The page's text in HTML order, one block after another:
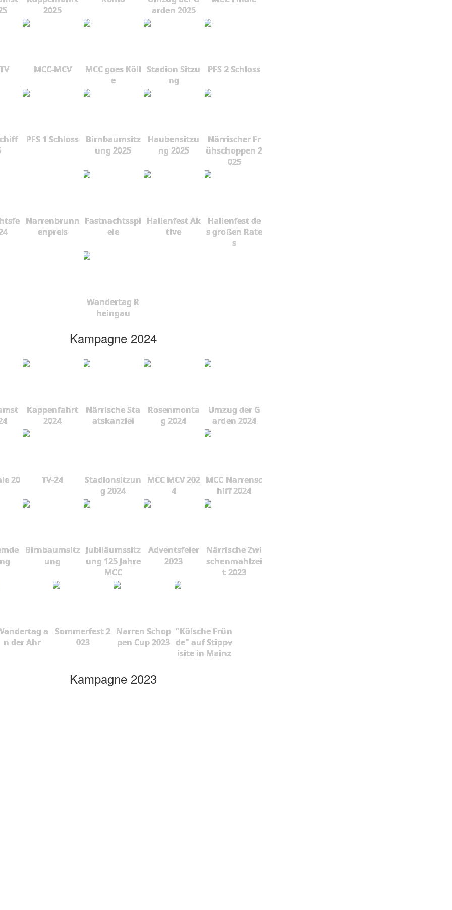
2025
arden 2025
MCC-MCV
MCC goes Köll
e
Stadion Sitzu
ng
PFS 2 Schloss
PFS 1 Schloss
Birnbaumsitz
ung 2025
Haubensitzu
ng 2025
Närrischer Fr
ühschoppen 2
025
Narrenbrunn
enpreis
Fastnachtsspi
ele
Hallenfest Ak
tive
Hallenfest de
s großen Rate
s
Wandertag R
heingau
Kampagne 2024
Kappenfahrt
2024
Närrische Sta
atskanzlei
Rosenmonta
g 2024
Umzug der G
arden 2024
20
TV-24
Stadionsitzun
g 2024
MCC MCV 202
4
MCC Narrensc
hiff 2024
Birnbaumsitz
ung
Jubiläumssitz
ung 125 Jahre
MCC
Adventsfeier
2023
Närrische Zwi
schenmahlzei
t 2023
a
n der Ahr
Sommerfest 2
023
Narren Schop
pen Cup 2023
"Kölsche Frün
de" auf Stippv
isite in Mainz
Kampagne 2023